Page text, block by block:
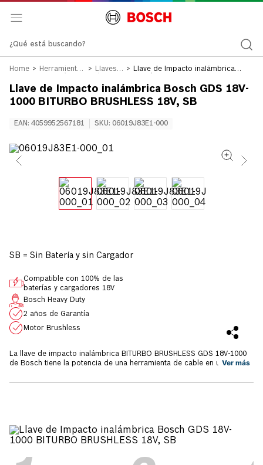
Herramientas
18v
Llaves
impacto
Llave de Impacto inalámbrica
BRUSHLESS 18V, SB
Llave de Impacto inalámbrica Bosch GDS 18V-
1000 BITURBO BRUSHLESS 18V, SB
EAN : 4059952567181 SKU: 06019J83E1-000
SB = Sin Batería y sin Cargador
Compatible con 100% de las
baterías y cargadores 18V
Bosch Heavy Duty
2 años de Garantía
Motor Brushless
La llave de impacto inalámbrica BITURBO BRUSHLESS GDS 18V-1000
de Bosch tiene la potencia de una herramienta de cable en una
aplicaciones más intensas de apriete y reversa. Su nuevo motor
torque y ofrecen una mayor versatilidad en diferentes aplicaciones.
Su torque máximo de apriete es 1000Nm y su torque de reversa es de
a M24. Cuenta ocn 2 años de garantía Bosch.
Ver más